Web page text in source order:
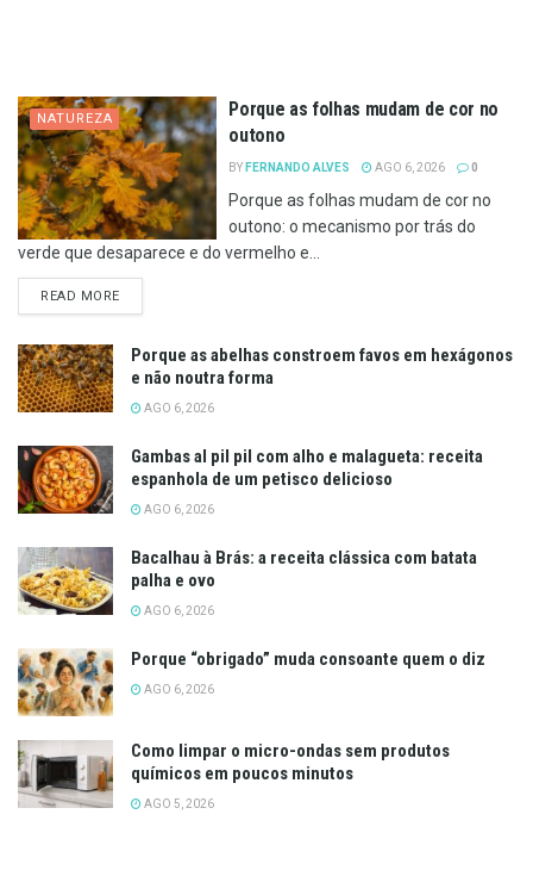
NATUREZA
Porque as folhas mudam de cor no
outono
BY FERNANDO ALVES AGO 6, 2026 0
Porque as folhas mudam de cor no
outono: o mecanismo por trás do
verde que desaparece e do vermelho e...
READ MOREDETAILS
Porque as abelhas constroem favos em hexágonos
e não noutra forma
AGO 6, 2026
Gambas al pil pil com alho e malagueta: receita
espanhola de um petisco delicioso
AGO 6, 2026
Bacalhau à Brás: a receita clássica com batata
palha e ovo
AGO 6, 2026
Porque “obrigado” muda consoante quem o diz
AGO 6, 2026
Como limpar o micro-ondas sem produtos
químicos em poucos minutos
AGO 5, 2026